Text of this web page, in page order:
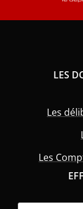
LES
Les
Les